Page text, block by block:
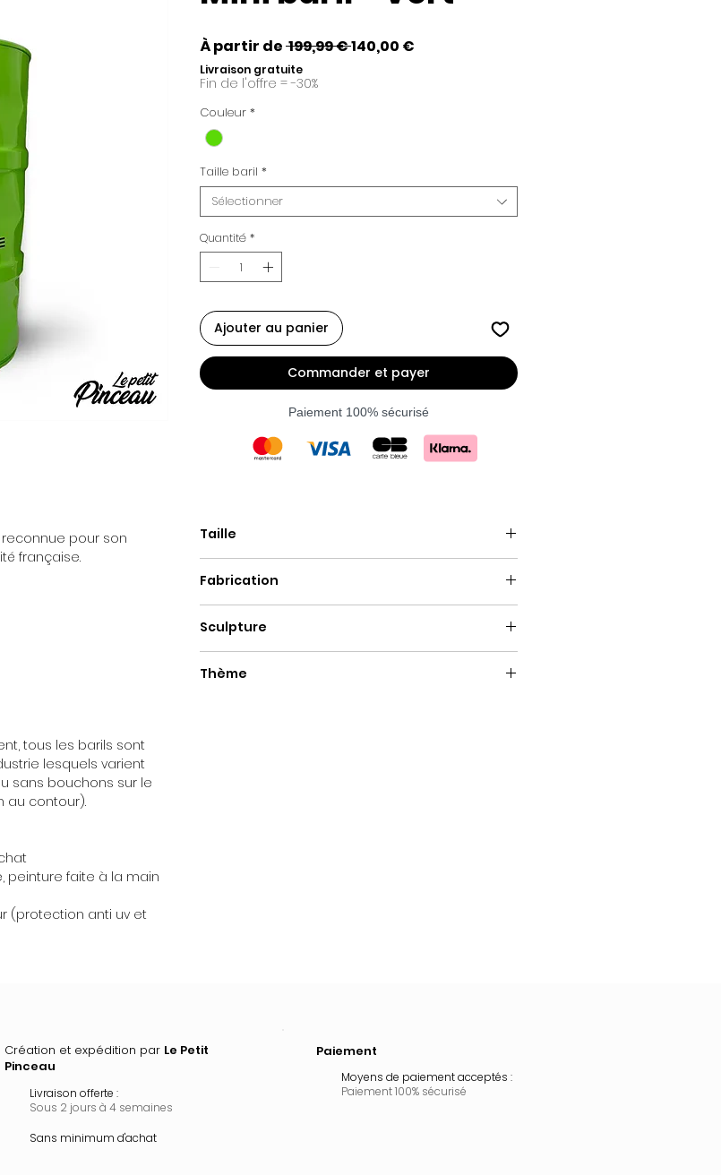
reconnue pour son
française.
tous les barils sont
lesquels varient
sans bouchons sur le
au contour).
peinture faite à la main
(protection anti uv et
À partir de 199,99 € Prix
140,00 €
Livraison gratuite
Fin de l'offre = -30%
Couleur *
Taille baril *
Sélectionner
Quantité *
Ajouter au panier
Commander et payer
Paiement 100% sécurisé
Taille
Mini Mini baril :
Fabrication
Sculpture
Thème
Création et expédition par Le Petit
Pinceau
Livraison offerte :
Sous 2 jours à 4 semaines
Sans minimum d'achat
Paiement
Moyens de paiement acceptés :
Paiement 100% sécurisé